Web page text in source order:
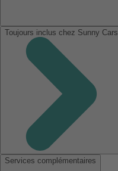
Toujours inclus chez Sunny Cars
Services complémentaires